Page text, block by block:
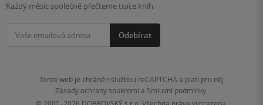
Každý měsíc společně přečteme tisíce knih
Odebírat
Tento web je chráněn službou reCAPTCHA a platí pro něj
Zásady ochrany soukromía Smluvní podmínky